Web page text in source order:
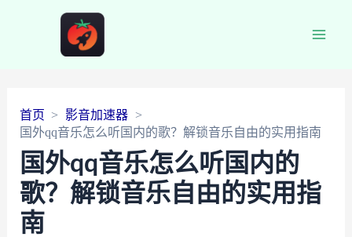
首页
影音加速器
国外qq音乐怎么听国内的歌？解锁音乐自由的实用指南
国外qq音乐怎么听国内的
歌？解锁音乐自由的实用指
南